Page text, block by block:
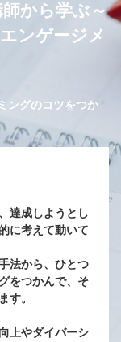
から学ぶ～
ンゲージメ
ングのコツをつか
達成しようとし
に考えて動いて
法から、ひとつ
をつかんで、そ
す。
上やダイバーシ